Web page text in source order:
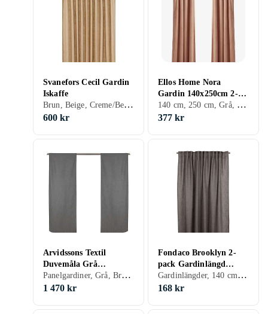
Svanefors Cecil Gardin
Iskaffe
Brun, Beige, Creme/Beige
600 kr
Ellos Home Nora
Gardin 140x250cm 2-
Pack
140 cm, 250 cm, Grå, Brun, Blå, Röd, Gul, Grön, Beige, Rosa, Creme/Beige
377 kr
Arvidssons Textil
Duvemåla Grå
Panelgardin
Panelgardiner, Grå, Brun, Blå, Röd, Orange, Grön, Lila
1 470 kr
Fondaco Brooklyn 2-
pack Gardinlängd
140x280cm
Gardinlängder, 140 cm, 280 cm, Svart, Vit, Grå, Brun, Blå, Röd, Grön, Rosa, Khaki, Creme/Beige
168 kr